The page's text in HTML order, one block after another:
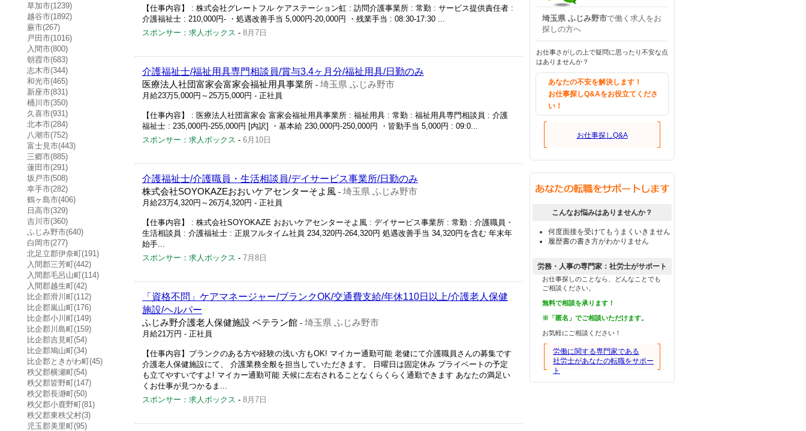
草加市(1239)
越谷市(1892)
蕨市(267)
戸田市(1016)
入間市(800)
朝霞市(683)
志木市(344)
和光市(465)
新座市(831)
桶川市(350)
久喜市(931)
北本市(284)
八潮市(752)
富士見市(443)
三郷市(885)
蓮田市(291)
坂戸市(508)
幸手市(282)
鶴ヶ島市(406)
日高市(329)
吉川市(360)
ふじみ野市(640)
白岡市(277)
北足立郡伊奈町(191)
入間郡三芳町(442)
入間郡毛呂山町(114)
入間郡越生町(42)
比企郡滑川町(112)
比企郡嵐山町(176)
比企郡小川町(149)
比企郡川島町(159)
比企郡吉見町(54)
比企郡鳩山町(34)
比企郡ときがわ町(45)
秩父郡横瀬町(54)
秩父郡皆野町(147)
秩父郡長瀞町(50)
秩父郡小鹿野町(81)
秩父郡東秩父村(3)
児玉郡美里町(95)
【仕事内容】 : 株式会社グレートフル ケアステーション虹 : 訪問介護事業所 : 常勤 : サービス提供責任者 :
介護福祉士 : 210,000円- ・処遇改善手当 5,000円-20,000円 ・残業手当 : 08:30-17:30 ...
スポンサー：求人ボックス - 8月7日
介護福祉士/福祉用具専門相談員/賞与3.4ヶ月分/福祉用具/日勤のみ
医療法人社団富家会富家会福祉用具事業所 - 埼玉県 ふじみ野市
月給23万5,000円～25万5,000円 - 正社員
【仕事内容】 : 医療法人社団富家会 富家会福祉用具事業所 : 福祉用具 : 常勤 : 福祉用具専門相談員 : 介護
福祉士 : 235,000円-255,000円 [内訳] ・基本給 230,000円-250,000円 ・皆勤手当 5,000円 : 09:0...
スポンサー：求人ボックス - 6月10日
介護福祉士/介護職員・生活相談員/デイサービス事業所/日勤のみ
株式会社SOYOKAZEおおいケアセンターそよ風 - 埼玉県 ふじみ野市
月給23万4,320円～26万4,320円 - 正社員
【仕事内容】 : 株式会社SOYOKAZE おおいケアセンターそよ風 : デイサービス事業所 : 常勤 : 介護職員・
生活相談員 : 介護福祉士 : 正規フルタイム社員 234,320円-264,320円 処遇改善手当 34,320円を含む 年末年
始手...
スポンサー：求人ボックス - 7月8日
「資格不問」ケアマネージャー/ブランクOK/交通費支給/年休110日以上/介護老人保健
施設/ヘルパー
ふじみ野介護老人保健施設 ベテラン館 - 埼玉県 ふじみ野市
月給21万円 - 正社員
【仕事内容】ブランクのある方や経験の浅い方もOK! マイカー通勤可能 老健にて介護職員さんの募集です
介護老人保健施設にて、 介護業務全般を担当していただきます。 日曜日は固定休み プライベートの予定
も立てやすいですよ! マイカー通勤可能 天候に左右されることなくらくらく通勤できます あなたの満足い
くお仕事が見つかるま...
スポンサー：求人ボックス - 8月7日
埼玉県 ふじみ野市で働く求人をお
探しの方へ
お仕事さがしの上で疑問に思ったり不安な点
はありませんか？
あなたの不安を解決します！
お仕事探しQ&Aをお役立てくださ
い！
お仕事探しQ&A
こんなお悩みはありませんか？
何度面接を受けてもうまくいきません
履歴書の書き方がわかりません
労務・人事の専門家：社労士がサポート
お仕事探しのことなら、どんなことでも
ご相談ください。
無料で相談を承ります！
※「匿名」でご相談いただけます。
お気軽にご相談ください！
労働に関する専門家である
社労士があなたの転職をサポー
ト